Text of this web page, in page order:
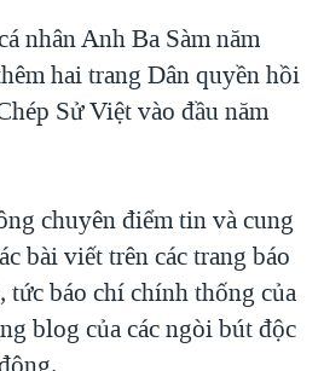
nhân Anh Ba Sàm năm
hai trang Dân quyền hồi
Sử Việt vào đầu năm
chuyên điểm tin và cung
bài viết trên các trang báo
tức báo chí chính thống của
blog của các ngòi bút độc